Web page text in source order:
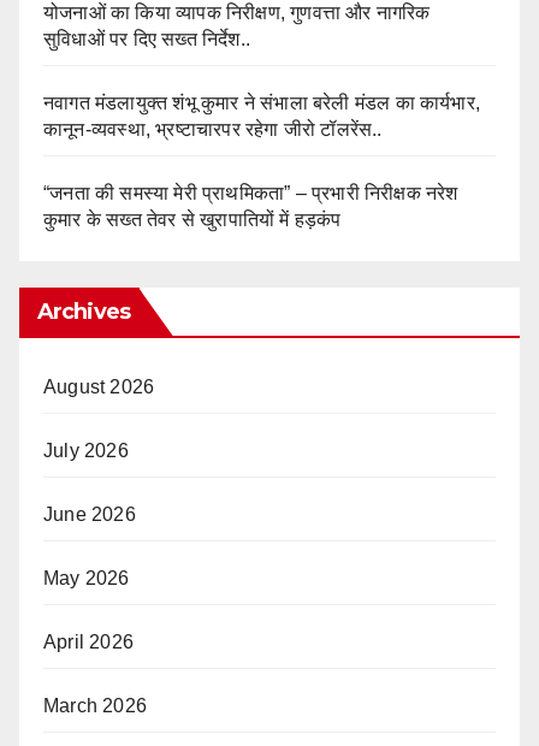
योजनाओं का किया व्यापक निरीक्षण, गुणवत्ता और नागरिक
सुविधाओं पर दिए सख्त निर्देश..
नवागत मंडलायुक्त शंभू कुमार ने संभाला बरेली मंडल का कार्यभार,
कानून-व्यवस्था, भ्रष्टाचारपर रहेगा जीरो टॉलरेंस..
“जनता की समस्या मेरी प्राथमिकता” – प्रभारी निरीक्षक नरेश
कुमार के सख्त तेवर से खुरापातियों में हड़कंप
Archives
August 2026
July 2026
June 2026
May 2026
April 2026
March 2026